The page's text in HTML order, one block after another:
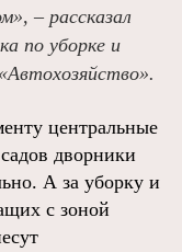
– рассказал
по уборке и
центральные
дворники
А за уборку и
с зоной